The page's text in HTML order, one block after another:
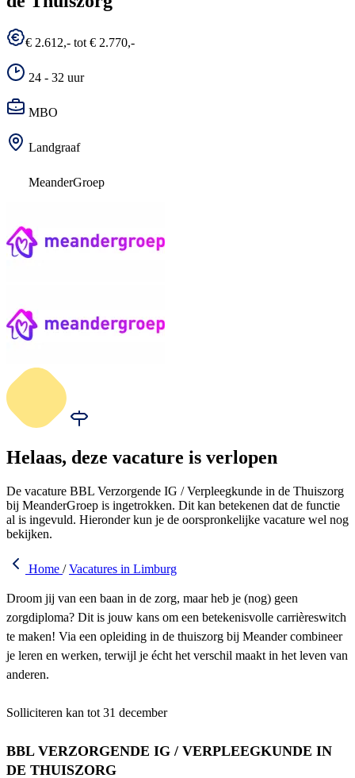
€ 2.612,- tot € 2.770,-
24 - 32 uur
MBO
Landgraaf
MeanderGroep
Helaas, deze vacature is verlopen
De vacature BBL Verzorgende IG / Verpleegkunde in de Thuiszorg
bij MeanderGroep is ingetrokken. Dit kan betekenen dat de functie
al is ingevuld. Hieronder kun je de oorspronkelijke vacature wel nog
bekijken.
Home / Vacatures in Limburg
Droom jij van een baan in de zorg, maar heb je (nog) geen
zorgdiploma? Dit is jouw kans om een betekenisvolle carrièreswitch
te maken! Via een opleiding in de thuiszorg bij Meander combineer
je leren en werken, terwijl je écht het verschil maakt in het leven van
anderen.
Solliciteren kan tot 31 december
BBL VERZORGENDE IG / VERPLEEGKUNDE IN
DE THUISZORG